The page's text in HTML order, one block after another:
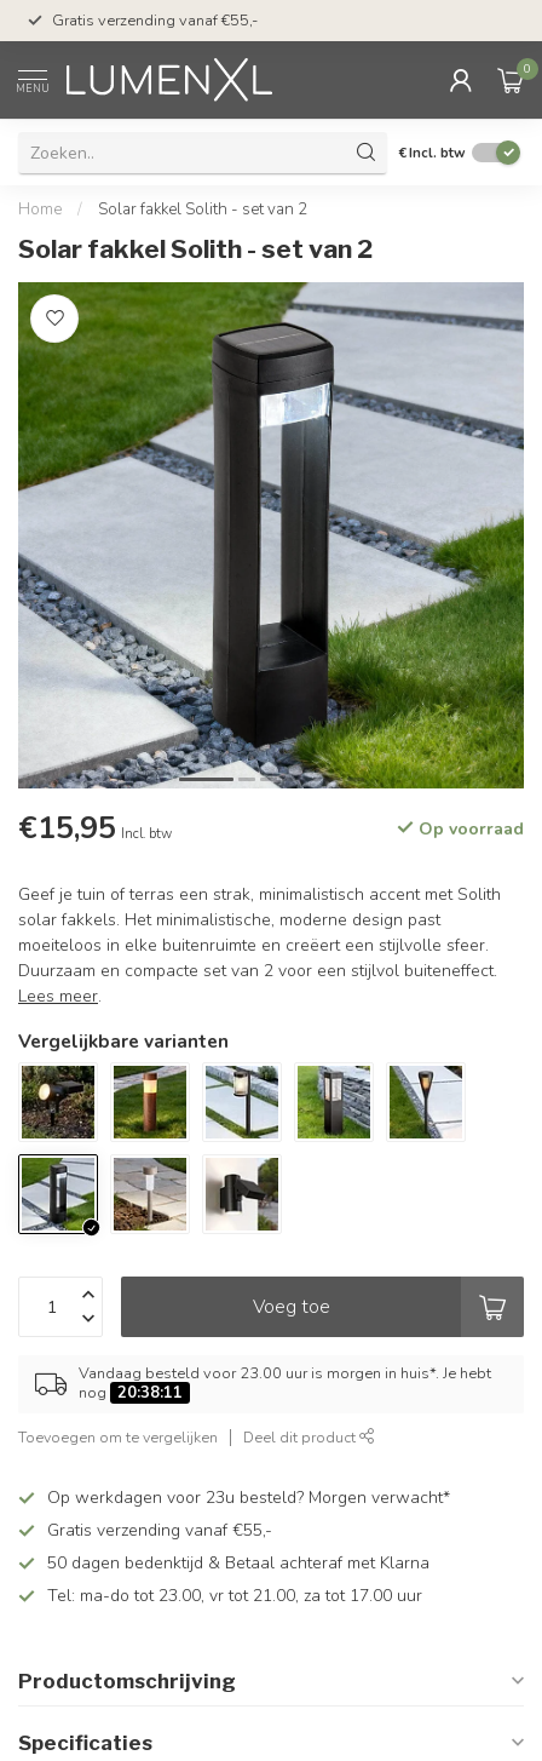
Gratis verzending vanaf €55,-
MENU
0
€Incl. btw
Home / Solar fakkel Solith - set van 2
Solar fakkel Solith - set van 2
€15,95 Incl. btw Op voorraad
Geef je tuin of terras een strak, minimalistisch accent met Solith
solar fakkels. Het minimalistische, moderne design past
moeiteloos in elke buitenruimte en creëert een stijlvolle sfeer.
Duurzaam en compacte set van 2 voor een stijlvol buiteneffect.
Lees meer.
Vergelijkbare varianten
Voeg toe
Vandaag besteld voor 23.00 uur is morgen in huis*. Je hebt
nog 20:38:11
Toevoegen om te vergelijken Deel dit product
Op werkdagen voor 23u besteld? Morgen verwacht*
Gratis verzending vanaf €55,-
50 dagen bedenktijd & Betaal achteraf met Klarna
Tel: ma-do tot 23.00, vr tot 21.00, za tot 17.00 uur
Productomschrijving
Specificaties